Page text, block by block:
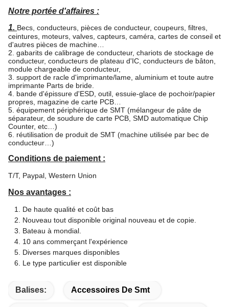
Notre portée d'affaires :
1. Becs, conducteurs, pièces de conducteur, coupeurs, filtres,
ceintures, moteurs, valves, capteurs, caméra, cartes de conseil et
d'autres pièces de machine…
2. gabarits de calibrage de conducteur, chariots de stockage de
conducteur, conducteurs de plateau d'IC, conducteurs de bâton,
module chargeable de conducteur,
3. support de racle d'imprimante/lame, aluminium et toute autre
imprimante Parts de bride.
4. bande d'épissure d'ESD, outil, essuie-glace de pochoir/papier
propres, magazine de carte PCB…
5. équipement périphérique de SMT (mélangeur de pâte de
séparateur, de soudure de carte PCB, SMD automatique Chip
Counter, etc…)
6. réutilisation de produit de SMT (machine utilisée par bec de
conducteur…)
Conditions de paiement :
T/T, Paypal, Western Union
Nos avantages :
De haute qualité et coût bas
Nouveau tout disponible original nouveau et de copie.
Bateau à mondial.
10 ans commerçant l'expérience
Diverses marques disponibles
Le type particulier est disponible
Balises: Accessoires De Smt